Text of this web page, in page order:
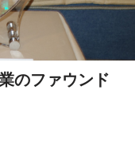
のファウンド